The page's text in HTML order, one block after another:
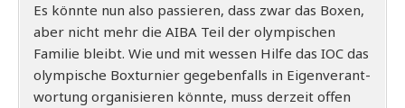
Es könn­te nun also pas­sie­ren, dass zwar das Boxen,
aber nicht mehr die AIBA Teil der olym­pi­schen
Fami­lie bleibt. Wie und mit wes­sen Hil­fe das IOC das
olym­pi­sche Box­tur­nier gege­ben­falls in Eigen­ver­ant­
wor­tung orga­ni­sie­ren könn­te, muss der­zeit offen